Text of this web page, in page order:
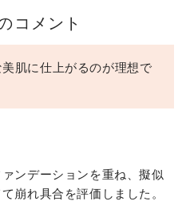
コメント
肌に仕上がるのが理想で
ンデーションを重ね、擬似
崩れ具合を評価しました。